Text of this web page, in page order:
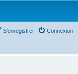
Connexion
S’enregistrer